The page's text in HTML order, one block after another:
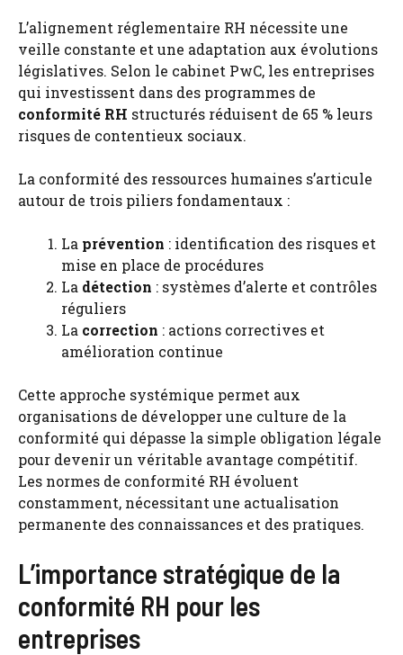
L’alignement réglementaire RH nécessite une
veille constante et une adaptation aux évolutions
législatives. Selon le cabinet PwC, les entreprises
qui investissent dans des programmes de
conformité RH structurés réduisent de 65 % leurs
risques de contentieux sociaux.
La conformité des ressources humaines s’articule
autour de trois piliers fondamentaux :
La prévention : identification des risques et
mise en place de procédures
La détection : systèmes d’alerte et contrôles
réguliers
La correction : actions correctives et
amélioration continue
Cette approche systémique permet aux
organisations de développer une culture de la
conformité qui dépasse la simple obligation légale
pour devenir un véritable avantage compétitif.
Les normes de conformité RH évoluent
constamment, nécessitant une actualisation
permanente des connaissances et des pratiques.
L’importance stratégique de la
conformité RH pour les
entreprises